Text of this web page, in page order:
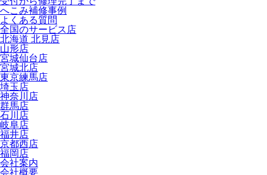
へこみ補修事例
よくある質問
全国のサービス店
北海道 北見店
山形店
宮城仙台店
宮城北店
東京練馬店
埼玉店
神奈川店
群馬店
石川店
岐阜店
福井店
京都西店
福岡店
会社案内
会社概要